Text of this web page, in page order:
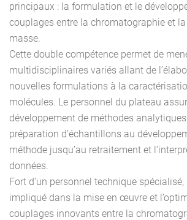
principaux : la formulation et le
couplages entre la chromatographie et
masse.
Cette double compétence permet de
multidisciplinaires variés allant de
nouvelles formulations à la
molécules. Le personnel du plateau
développement de méthodes
préparation d’échantillons au
méthode jusqu’au retraitement et
données.
Fort d’un personnel technique spécialisé,
impliqué dans la mise en œuvre et
couplages innovants entre la